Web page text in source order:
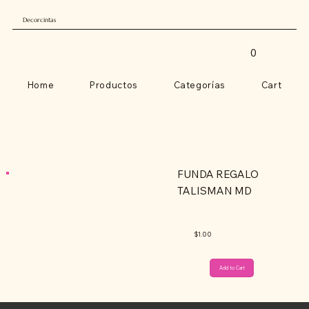
Decorcintas
Home Productos Categorías Cart
0
Add to Cart
FUNDA REGALO
TALISMAN MD
$1.00